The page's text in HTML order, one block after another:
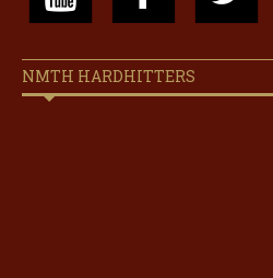
NMTH HARDHITTERS